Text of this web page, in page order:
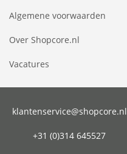
Algemene voorwaarden
Over Shopcore.nl
Vacatures
klantenservice@shopcore.nl
+31 (0)314 645527